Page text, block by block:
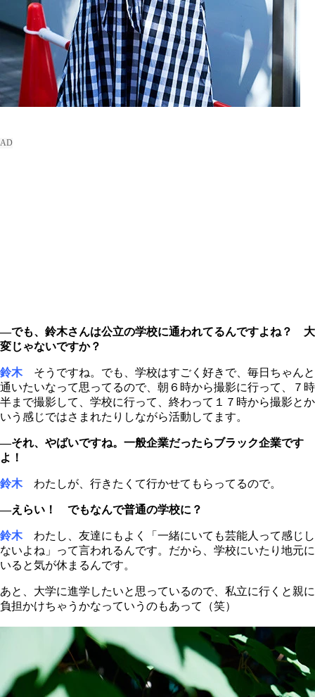
―でも、鈴木さんは公立の学校に通われてるんですよね？ 大
変じゃないですか？
鈴木そうですね。でも、学校はすごく好きで、毎日ちゃんと
通いたいなって思ってるので、朝６時から撮影に行って、７時
半まで撮影して、学校に行って、終わって１７時から撮影とか
いう感じではさまれたりしながら活動してます。
―それ、やばいですね。一般企業だったらブラック企業です
よ！
鈴木 わたしが、行きたくて行かせてもらってるので。
―えらい！ でもなんで普通の学校に？
鈴木わたし、友達にもよく「一緒にいても芸能人って感じし
ないよね」って言われるんです。だから、学校にいたり地元に
いると気が休まるんです。
あと、大学に進学したいと思っているので、私立に行くと親に
負担かけちゃうかなっていうのもあって（笑）